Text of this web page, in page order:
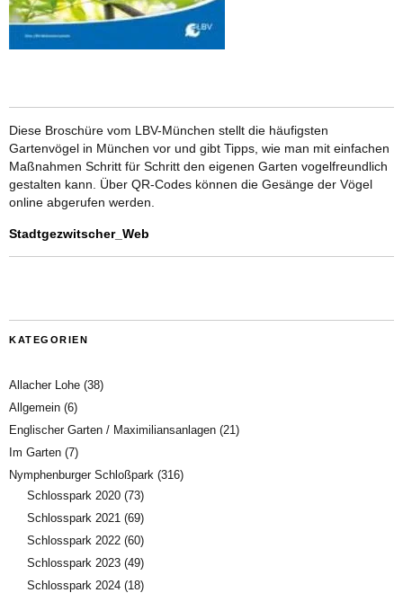
Diese Broschüre vom LBV-München stellt die häufigsten
Gartenvögel in München vor und gibt Tipps, wie man mit einfachen
Maßnahmen Schritt für Schritt den eigenen Garten vogelfreundlich
gestalten kann. Über QR-Codes können die Gesänge der Vögel
online abgerufen werden.
Stadtgezwitscher_Web
KATEGORIEN
Allacher Lohe (38)
Allgemein (6)
Englischer Garten / Maximiliansanlagen (21)
Im Garten (7)
Nymphenburger Schloßpark (316)
Schlosspark 2020 (73)
Schlosspark 2021 (69)
Schlosspark 2022 (60)
Schlosspark 2023 (49)
Schlosspark 2024 (18)